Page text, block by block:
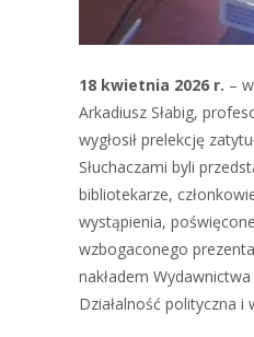
18 kwietnia 2026 r. –
Arkadiusz Słabig,
wygłosił prelekcję
Słuchaczami byli
bibliotekarze,
wystąpienia,
wzbogaconego
nakładem
Działalność polityczna